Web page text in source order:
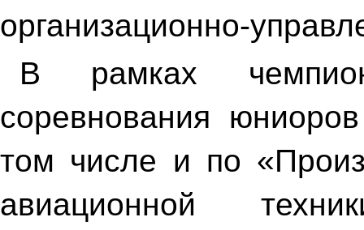
организационно-
В рамках
соревнования
том числе и по
авиационной